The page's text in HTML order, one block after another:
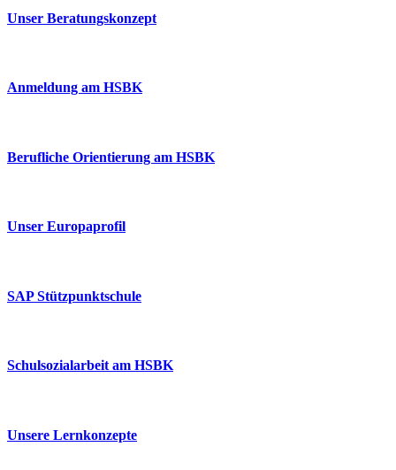
Unser Beratungskonzept
Anmeldung am HSBK
Berufliche Orientierung am HSBK
Unser Europaprofil
SAP Stützpunktschule
Schulsozialarbeit am HSBK
Unsere Lernkonzepte